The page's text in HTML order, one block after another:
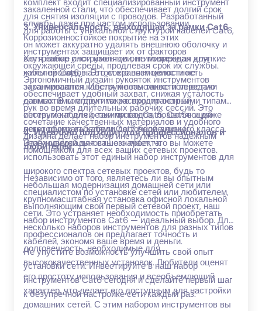
для снятия изоляции с проводов. Разработанный
для работы с уникальной структурой кабелей Cat6,
он может аккуратно удалять внешнюю оболочку и
внутренние слои изоляции, не повреждая хрупкие
жилы проводов. Это сохраняет целостность
экранирования кабеля и возможности передачи
данных. В комплект также входит острый
инструмент для резки проводов, позволяющий
легко обрезать кабели до точной длины,
необходимой для вашего проекта.
закаленной стали, что обеспечивает долгий срок
службы даже при частом использовании.
Коррозионностойкое покрытие на этих
инструментах защищает их от факторов
окружающей среды, продлевая срок их службы.
Эргономичный дизайн рукояток инструментов
обеспечивает удобный захват, снижая усталость
рук во время длительных рабочих сессий. Это
сочетание качественных материалов и удобного
дизайна делает набор инструментов надежным
помощником для всех ваших сетевых проектов.
3. Универсальность, выходящая за рамки Cat6
Хотя набор инструментов оптимизирован для
кабелей Cat6, на этом его возможности не
заканчиваются. Инструменты также полностью
совместимы с другими распространенными типами
сетевых кабелей, такими как Cat5, Cat5e и даже
некоторыми кабелями Cat7 более низкого класса.
Эта универсальность означает, что вы можете
использовать этот единый набор инструментов для
широкого спектра сетевых проектов, будь то
небольшая модернизация домашней сети или
крупномасштабная установка офисной локальной
сети. Это устраняет необходимость приобретать
несколько наборов инструментов для разных типов
кабелей, экономя ваше время и деньги.
4. Идеально подходит для профессионалов и
любителей
Независимо от того, являетесь ли вы опытным
специалистом по установке сетей или любителем,
выполняющим свой первый сетевой проект, наш
набор инструментов Cat6 — идеальный выбор. Для
профессионалов он предлагает точность и
долговечность, необходимые для
высококачественных установок. Любители оценят
его простоту использования и всеобъемлющий
характер, что делает его доступным для настройки
домашних сетей. С этим набором инструментов вы
Не упустите возможность улучшить свой опыт
установки сети. Инвестируйте в наш набор
инструментов Cat6 сегодня и сделайте первый шаг
к безупречной настройке сети каждый раз.